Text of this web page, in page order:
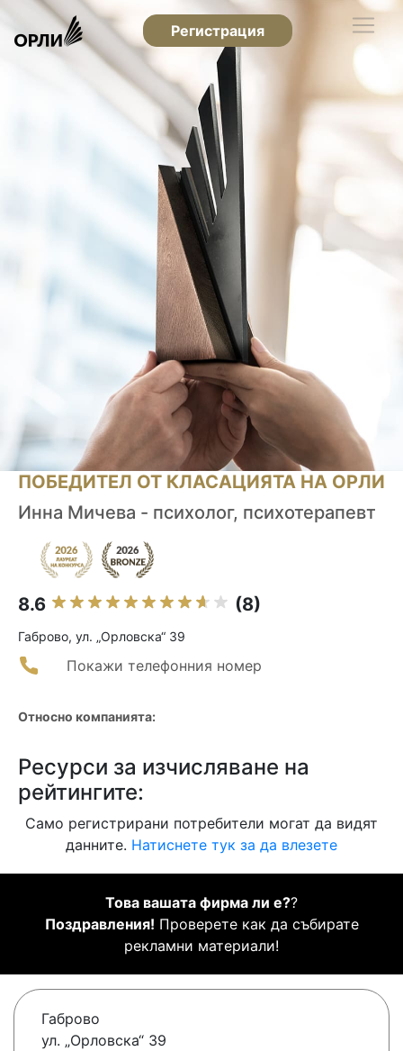
Регистрация
ПОБЕДИТЕЛ ОТ КЛАСАЦИЯТА НА ОРЛИ
Инна Мичева - психолог, психотерапевт
8.6 (8)
Габрово, ул. „Орловска“ 39
Покажи телефонния номер
Относно компанията:
Ресурси за изчисляване на
рейтингите:
Само регистрирани потребители могат да видят
данните. Натиснете тук за да влезете
Това вашата фирма ли е??
Поздравления! Проверете как да събирате
рекламни материали!
Габрово
ул. „Орловска“ 39